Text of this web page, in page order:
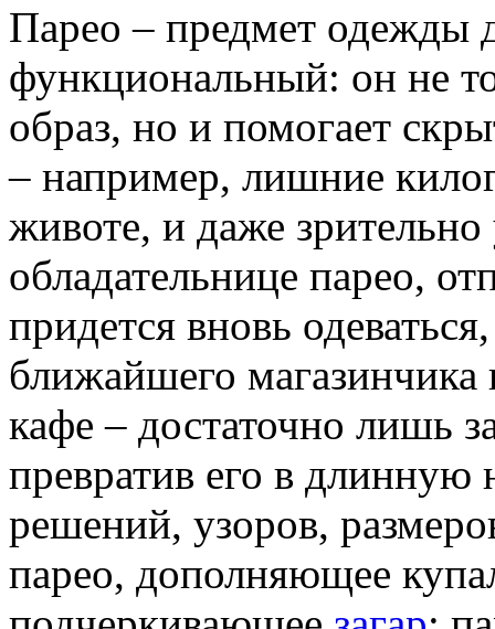
Парео – предмет одежды
функциональный: он не
образ, но и помогает
– например, лишние
животе, и даже
обладательнице парео,
придется вновь
ближайшего
кафе – достаточно лишь
превратив его в длинную
решений, узоров,
парео, дополняющее